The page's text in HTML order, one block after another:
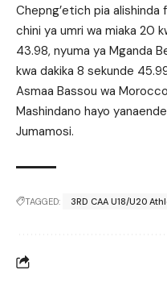
Chepng’etich pia
chini ya umri wa miaka 20
43.98, nyuma ya Mganda
kwa dakika 8 sekunde
Asmaa Bassou wa
Mashindano hayo
Jumamosi.
TAGGED: 3RD CAA U18/U20